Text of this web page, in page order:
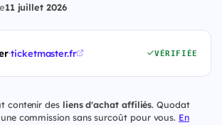
11 juillet 2026
·ticketmaster.fr VÉRIFIÉE
contenir des liens d'achat affiliés. Quodat
commission sans surcoût pour vous. En